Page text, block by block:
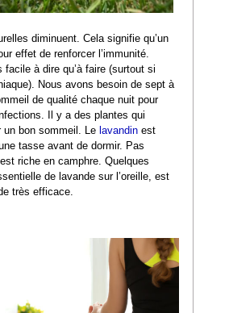
diminuent. Cela signifie qu’un
effet de renforcer l’immunité.
facile à dire qu’à faire (surtout si
Nous avons besoin de sept à
de qualité chaque nuit pour
Il y a des plantes qui
un bon sommeil. Le lavandin est
tasse avant de dormir. Pas
riche en camphre. Quelques
de lavande sur l’oreille, est
très efficace.